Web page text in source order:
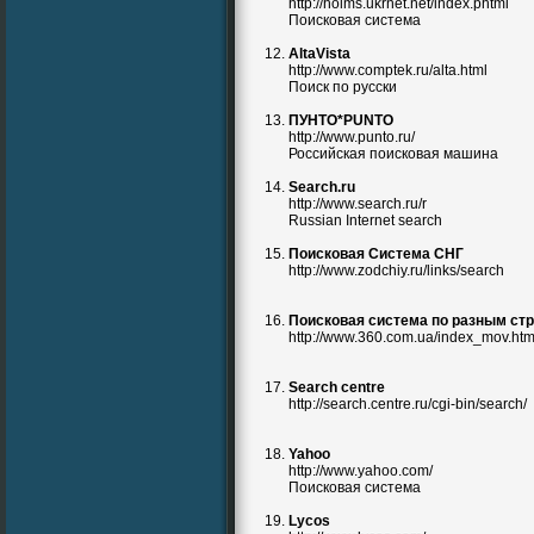
http://holms.ukrnet.net/index.phtml
Поисковая система
AltaVista
http://www.comptek.ru/alta.html
Поиск по русски
ПУНТО*PUNTO
http://www.punto.ru/
Российская поисковая машина
Search.ru
http://www.search.ru/r
Russian Internet search
Поисковая Система СНГ
http://www.zodchiy.ru/links/search
Поисковая система по разным
http://www.360.com.ua/index_mov.htm
Search centre
http://search.centre.ru/cgi-bin/search/
Yahoo
http://www.yahoo.com/
Поисковая система
Lycos